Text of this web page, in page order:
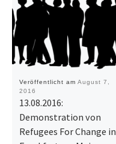
Veröffentlicht am August 7,
2016
13.08.2016:
Demonstration von
Refugees For Change in